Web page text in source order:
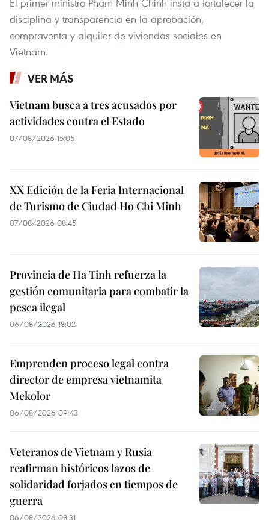
El primer ministro Pham Minh Chinh insta a fortalecer la
disciplina y transparencia en la aprobación,
compraventa y alquiler de viviendas sociales en
Vietnam.
VER MÁS
Vietnam busca a tres acusados por
actividades contra el Estado
07/08/2026 15:05
XX Edición de la Feria Internacional
de Turismo de Ciudad Ho Chi Minh
07/08/2026 08:45
Provincia de Ha Tinh refuerza la
gestión comunitaria para combatir la
pesca ilegal
06/08/2026 18:02
Emprenden proceso legal contra
director de empresa vietnamita
Mekolor
06/08/2026 09:43
Veteranos de Vietnam y Rusia
reafirman históricos lazos de
solidaridad forjados en tiempos de
guerra
06/08/2026 08:31